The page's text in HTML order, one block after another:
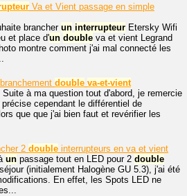
Va et Vient passage en simple
brancher un interrupteur Etersky Wifi
et place d'un double va et vient Legrand
montre comment j'ai mal connecté les
double va-et-vient
à ma question tout d'abord, je remercie
cependant le différentiel de
que que j'ai bien faut et revérifier les
2 double interrupteurs en va et vient
un passage tout en LED pour 2 double
(initialement Halogène GU 5.3), j'ai été
En effet, les Spots LED ne